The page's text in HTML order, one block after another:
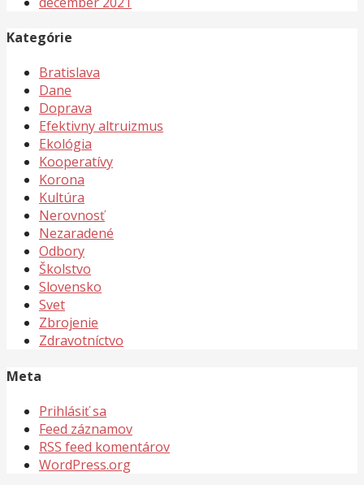
Kategórie
Bratislava
Dane
Doprava
Efektivny altruizmus
Ekológia
Kooperatívy
Korona
Kultúra
Nerovnosť
Nezaradené
Odbory
Školstvo
Slovensko
Svet
Zbrojenie
Zdravotníctvo
Meta
Prihlásiť sa
Feed záznamov
RSS feed komentárov
WordPress.org